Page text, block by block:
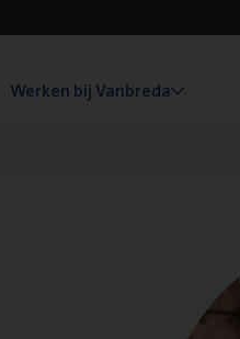
Werken bij Vanbreda